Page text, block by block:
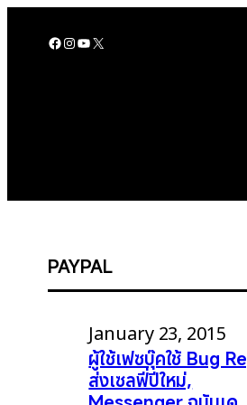
Facebook InstagramYouTube X
PAYPAL
January 23, 2015
ผู้ใช้เฟซบุ๊คใช้ Bug
ส่งเซลฟี่ปีใหม่,